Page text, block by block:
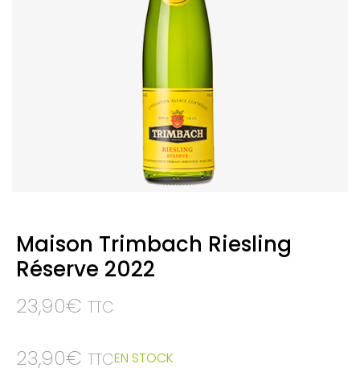
Maison Trimbach Riesling
Réserve 2022
23,90€ TTC
23,90€ TTCEN STOCK